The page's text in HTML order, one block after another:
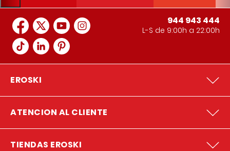
944 943 444
L-S de 9:00h a 22:00h
EROSKI
ATENCION AL CLIENTE
TIENDAS EROSKI